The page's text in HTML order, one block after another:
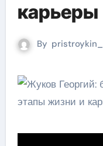
карьеры
By pristroykin_